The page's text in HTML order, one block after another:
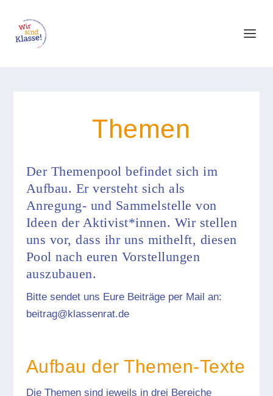
Themen
Der Themenpool befindet sich im
Aufbau. Er versteht sich als
Anregung- und Sammelstelle von
Ideen der Aktivist*innen. Wir stellen
uns vor, dass ihr uns mithelft, diesen
Pool nach euren Vorstellungen
auszubauen.
Bitte sendet uns Eure Beiträge per Mail an:
beitrag@klassenrat.de
Aufbau der Themen-Texte
Die Themen sind jeweils in drei Bereiche